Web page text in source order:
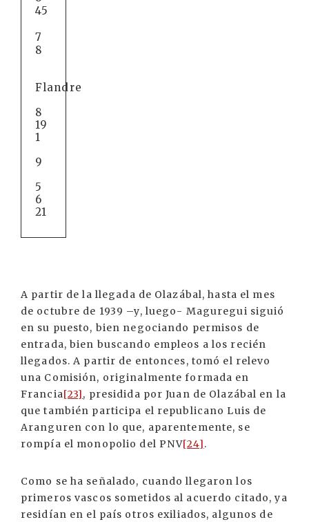
45
7
8
Flandre
8
19
1
9
5
6
21
A partir de la llegada de Olazábal, hasta el mes
de octubre de 1939 –y, luego- Maguregui siguió
en su puesto, bien negociando permisos de
entrada, bien buscando empleos a los recién
llegados. A partir de entonces, tomó el relevo
una Comisión, originalmente formada en
Francia[23], presidida por Juan de Olazábal en la
que también participa el republicano Luis de
Aranguren con lo que, aparentemente, se
rompía el monopolio del PNV[24].
Como se ha señalado, cuando llegaron los
primeros vascos sometidos al acuerdo citado, ya
residían en el país otros exiliados, algunos de